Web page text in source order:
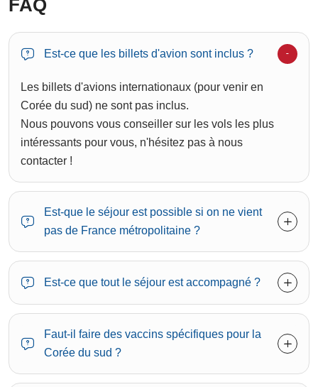
FAQ
Est-ce que les billets d'avion sont inclus ?
Les billets d'avions internationaux (pour venir en
Corée du sud) ne sont pas inclus.
Nous pouvons vous conseiller sur les vols les plus
intéressants pour vous, n'hésitez pas à nous
contacter !
Est-que le séjour est possible si on ne vient
pas de France métropolitaine ?
Est-ce que tout le séjour est accompagné ?
Faut-il faire des vaccins spécifiques pour la
Corée du sud ?